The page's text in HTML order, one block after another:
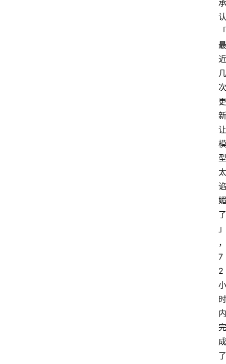
承
认
「
最
近
几
次
更
新
让
模
型
太
谄
媚
了
」
，
7
2
小
时
内
完
成
了